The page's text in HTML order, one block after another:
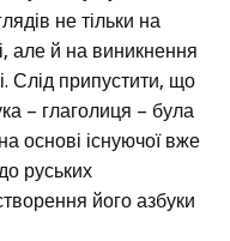
не тільки на
але й на виникнення
Слід припустити, що
– глаголиця – була
основі існуючої вже
руських
його азбуки